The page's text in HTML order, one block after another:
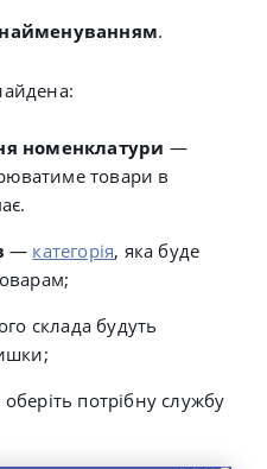
.
номенклатури —
товари в
— категорія, яка буде
склада будуть
потрібну службу